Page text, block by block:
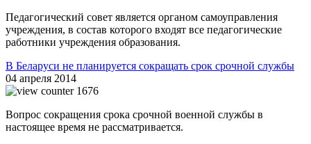
Педагогический совет является органом самоуправления
учреждения, в состав которого входят все педагогические
работники учреждения образования.
В Беларуси не планируется сокращать срок срочной службы
04 апреля 2014
1676
Вопрос сокращения срока срочной военной службы в
настоящее время не рассматривается.